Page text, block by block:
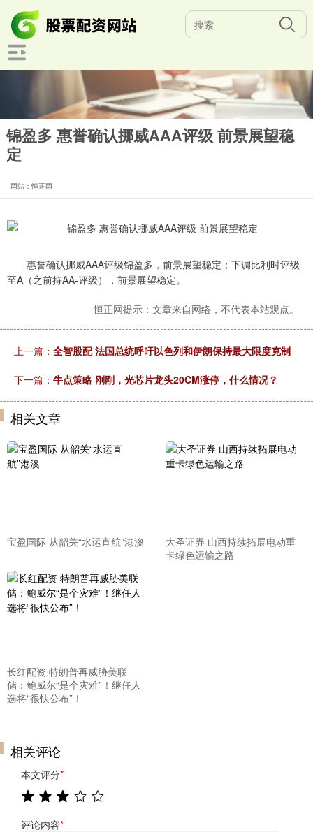
锦盈多 惠誉确认挪威AAA评级 前景展望稳
定
网站：恒正网
惠誉确认挪威AAA评级锦盈多，前景展望稳定；下调比利时评级
至A（之前持AA-评级），前景展望稳定。
恒正网提示：文章来自网络，不代表本站观点。
上一篇： 全智股配 法国总统呼吁以色列和伊朗保持最大限度克制
下一篇： 牛点策略 刚刚，光芯片龙头20CM涨停，什么情况？
相关文章
宝盈国际 从韶关“水运直航”港澳
大圣证券 山西持续拓展电动重
卡绿色运输之路
长红配资 特朗普再威胁美联
储：鲍威尔“是个灾难”！继任人
选将“很快公布”！
相关评论
本文评分*
评论内容*